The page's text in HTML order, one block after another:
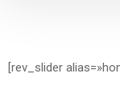
[rev_slider